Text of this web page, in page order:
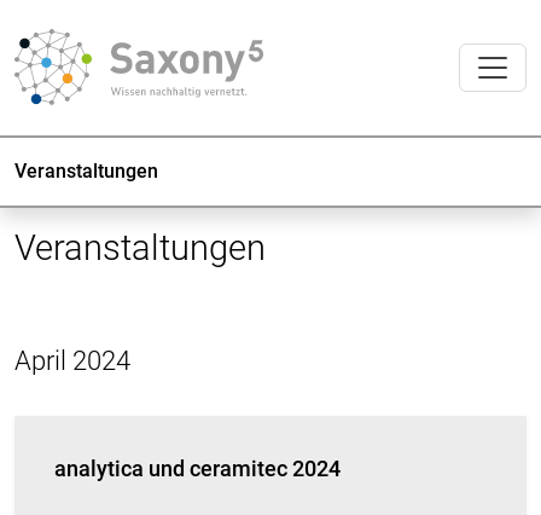
Veranstaltungen
Veranstaltungen
April 2024
analytica und ceramitec 2024